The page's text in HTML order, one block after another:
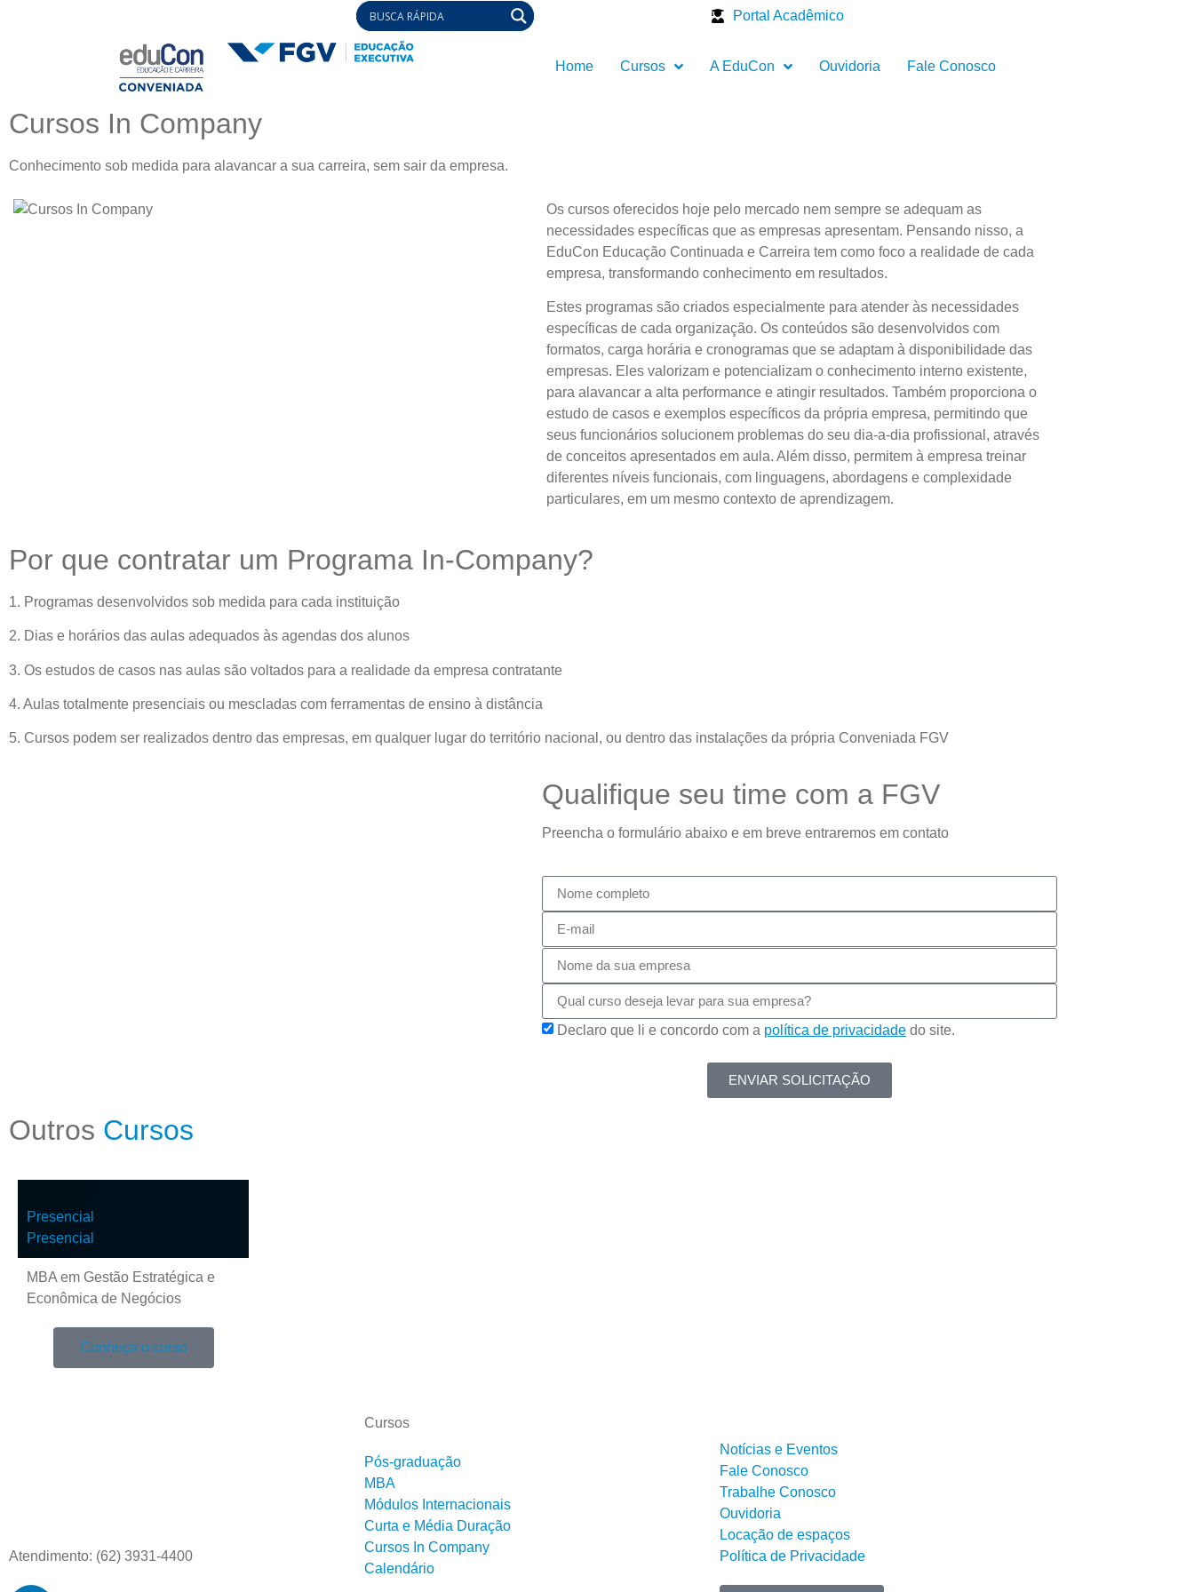
Portal Acadêmico
Home Cursos A EduCon Ouvidoria Fale Conosco
Cursos In Company
Conhecimento sob medida para alavancar a sua carreira, sem sair da empresa.
Os cursos oferecidos hoje pelo mercado nem sempre se adequam as
necessidades específicas que as empresas apresentam. Pensando nisso, a
EduCon Educação Continuada e Carreira tem como foco a realidade de cada
empresa, transformando conhecimento em resultados.
Estes programas são criados especialmente para atender às necessidades
específicas de cada organização. Os conteúdos são desenvolvidos com
formatos, carga horária e cronogramas que se adaptam à disponibilidade das
empresas. Eles valorizam e potencializam o conhecimento interno existente,
para alavancar a alta performance e atingir resultados. Também proporciona o
estudo de casos e exemplos específicos da própria empresa, permitindo que
seus funcionários solucionem problemas do seu dia-a-dia profissional, através
de conceitos apresentados em aula. Além disso, permitem à empresa treinar
diferentes níveis funcionais, com linguagens, abordagens e complexidade
particulares, em um mesmo contexto de aprendizagem.
Por que contratar um Programa In-Company?
1. Programas desenvolvidos sob medida para cada instituição
2. Dias e horários das aulas adequados às agendas dos alunos
3. Os estudos de casos nas aulas são voltados para a realidade da empresa contratante
4. Aulas totalmente presenciais ou mescladas com ferramentas de ensino à distância
5. Cursos podem ser realizados dentro das empresas, em qualquer lugar do território nacional, ou dentro das instalações da própria Conveniada FGV
Qualifique seu time com a FGV
Preencha o formulário abaixo e em breve entraremos em contato
Declaro que li e concordo com a política de privacidade do site.
ENVIAR SOLICITAÇÃO
Outros Cursos
Presencial
Presencial
MBA em Gestão Estratégica e
Econômica de Negócios
Conheça o curso
Atendimento: (62) 3931-4400
Cursos
Pós-graduação
MBA
Módulos Internacionais
Curta e Média Duração
Cursos In Company
Calendário
Notícias e Eventos
Fale Conosco
Trabalhe Conosco
Ouvidoria
Locação de espaços
Política de Privacidade